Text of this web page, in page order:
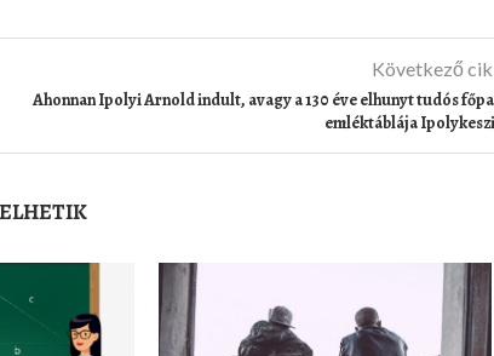
Következő
Ahonnan Ipolyi Arnold indult, avagy a 130 éve elhunyt tudós
emléktáblája